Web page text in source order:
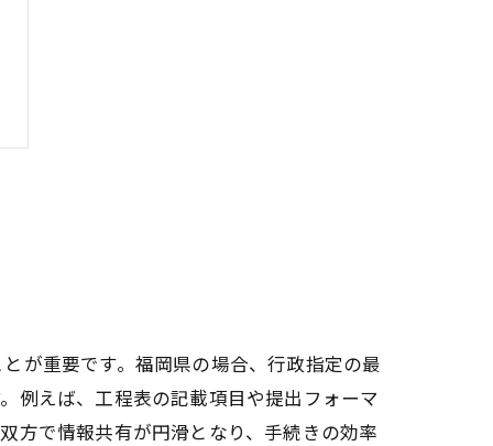
が重要です。福岡県の場合、行政指定の最
例えば、工程表の記載項目や提出フォーマ
方で情報共有が円滑となり、手続きの効率